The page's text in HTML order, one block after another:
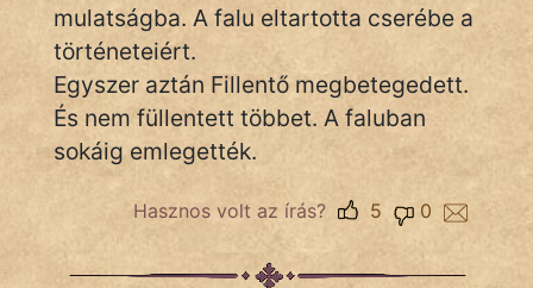
IRODALOM
mulatságba. A falu eltartotta cserébe a
történeteiért.
Egyszer aztán Fillentő megbetegedett.
És nem füllentett többet. A faluban
sokáig emlegették.
Hasznos volt az írás? 0
5